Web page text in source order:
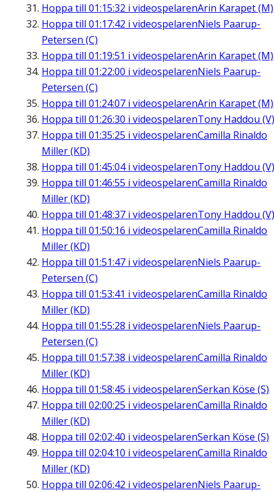
Hoppa till 01:15:32 i videospelarenArin Karapet (M)
Hoppa till 01:17:42 i videospelarenNiels Paarup-
Petersen (C)
Hoppa till 01:19:51 i videospelarenArin Karapet (M)
Hoppa till 01:22:00 i videospelarenNiels Paarup-
Petersen (C)
Hoppa till 01:24:07 i videospelarenArin Karapet (M)
Hoppa till 01:26:30 i videospelarenTony Haddou (V)
Hoppa till 01:35:25 i videospelarenCamilla Rinaldo
Miller (KD)
Hoppa till 01:45:04i videospelarenTony Haddou (V)
Hoppa till 01:46:55 i videospelarenCamilla Rinaldo
Miller (KD)
Hoppa till 01:48:37 i videospelarenTony Haddou (V)
Hoppa till 01:50:16 i videospelarenCamilla Rinaldo
Miller (KD)
Hoppa till 01:51:47 i videospelarenNiels Paarup-
Petersen (C)
Hoppa till 01:53:41 i videospelarenCamilla Rinaldo
Miller (KD)
Hoppa till 01:55:28 i videospelarenNiels Paarup-
Petersen (C)
Hoppa till 01:57:38 i videospelarenCamilla Rinaldo
Miller (KD)
Hoppa till 01:58:45 i videospelarenSerkan Köse (S)
Hoppa till 02:00:25 i videospelarenCamilla Rinaldo
Miller (KD)
Hoppa till 02:02:40 i videospelarenSerkan Köse (S)
Hoppa till 02:04:10 i videospelarenCamilla Rinaldo
Miller (KD)
Hoppa till 02:06:42 i videospelarenNiels Paarup-